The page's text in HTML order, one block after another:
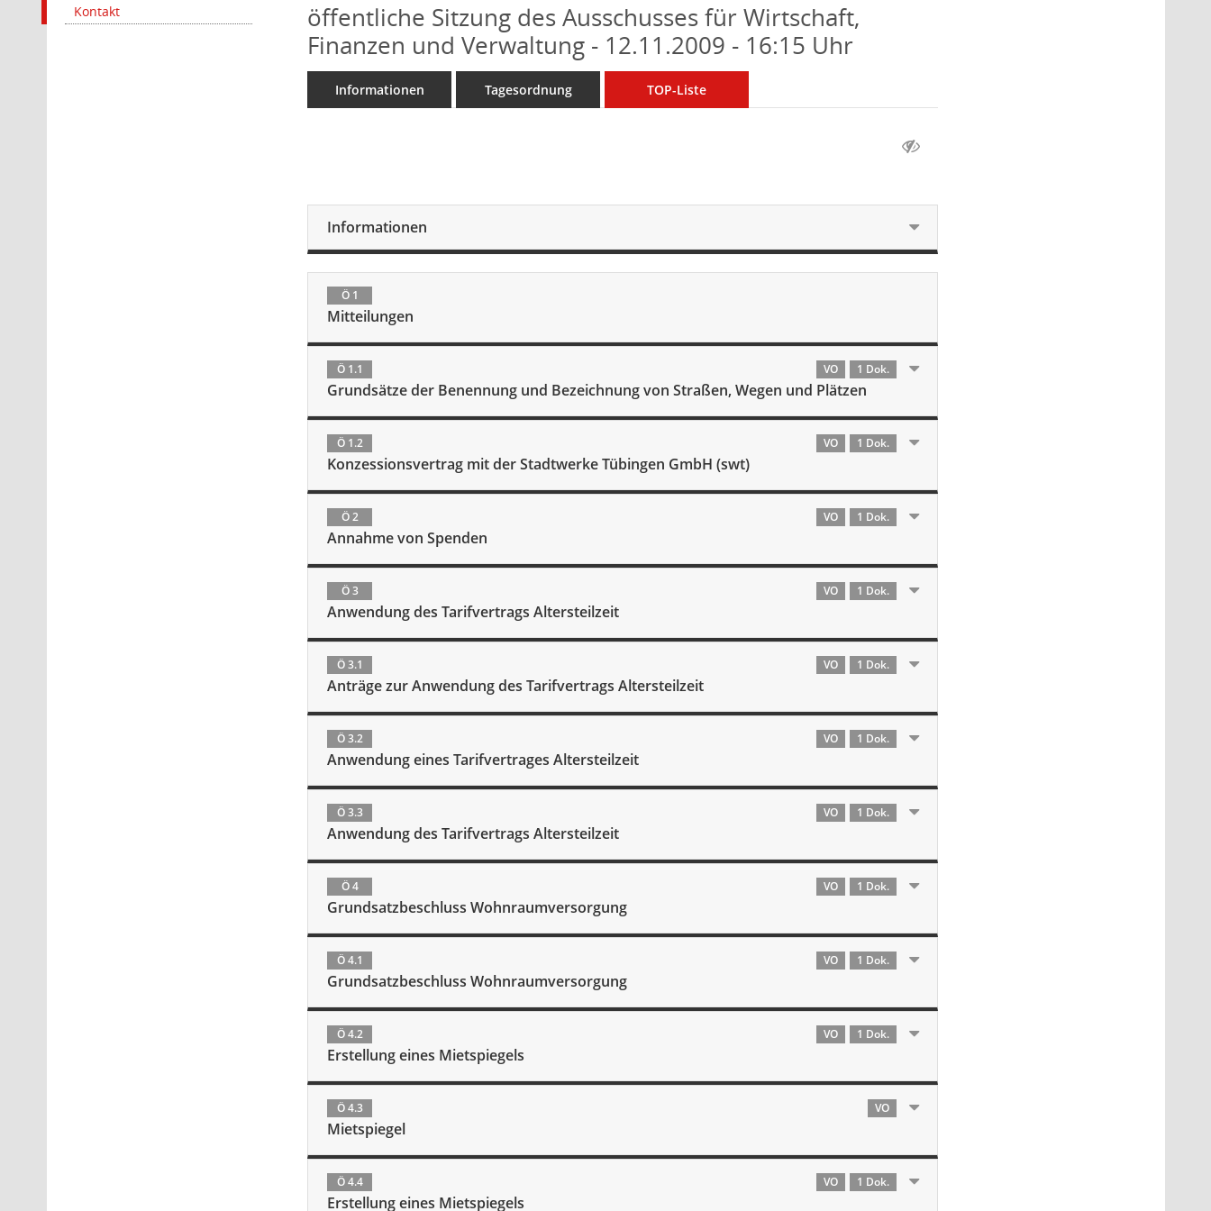
Kontakt
öffentliche Sitzung des Ausschusses für Wirtschaft,
Finanzen und Verwaltung - 12.11.2009 - 16:15 Uhr
Informationen Tagesordnung TOP-Liste
Informationen
Ö 1
Mitteilungen
Ö 1.1 VO 1 Dok.
Grundsätze der Benennung und Bezeichnung von Straßen, Wegen und Plätzen
Ö 1.2 VO 1 Dok.
Konzessionsvertrag mit der Stadtwerke Tübingen GmbH (swt)
Ö 2 VO 1 Dok.
Annahme von Spenden
Ö 3 VO 1 Dok.
Anwendung des Tarifvertrags Altersteilzeit
Ö 3.1 VO 1 Dok.
Anträge zur Anwendung des Tarifvertrags Altersteilzeit
Ö 3.2 VO 1 Dok.
Anwendung eines Tarifvertrages Altersteilzeit
Ö 3.3 VO 1 Dok.
Anwendung des Tarifvertrags Altersteilzeit
Ö 4 VO 1 Dok.
Grundsatzbeschluss Wohnraumversorgung
Ö 4.1 VO 1 Dok.
Grundsatzbeschluss Wohnraumversorgung
Ö 4.2 VO 1 Dok.
Erstellung eines Mietspiegels
Ö 4.3 VO
Mietspiegel
Ö 4.4 VO 1 Dok.
Erstellung eines Mietspiegels